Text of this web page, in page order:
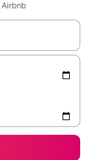
เพื่อสำรวจผลการค้นหา